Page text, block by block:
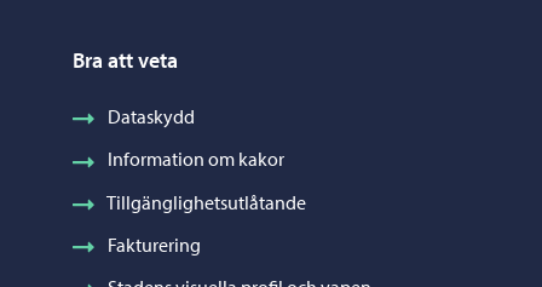
Bra att veta
Dataskydd
Information om kakor
Tillgänglighetsutlåtande
Fakturering